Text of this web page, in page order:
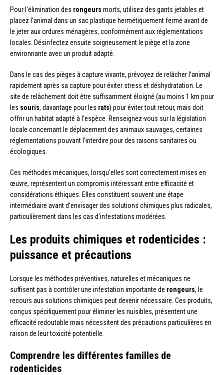
Pour l’élimination des rongeurs morts, utilisez des gants jetables et
placez l’animal dans un sac plastique hermétiquement fermé avant de
le jeter aux ordures ménagères, conformément aux réglementations
locales. Désinfectez ensuite soigneusement le piège et la zone
environnante avec un produit adapté.
Dans le cas des pièges à capture vivante, prévoyez de relâcher l’animal
rapidement après sa capture pour éviter stress et déshydratation. Le
site de relâchement doit être suffisamment éloigné (au moins 1 km pour
les souris, davantage pour les rats) pour éviter tout retour, mais doit
offrir un habitat adapté à l’espèce. Renseignez-vous sur la législation
locale concernant le déplacement des animaux sauvages, certaines
réglementations pouvant l’interdire pour des raisons sanitaires ou
écologiques.
Ces méthodes mécaniques, lorsqu’elles sont correctement mises en
œuvre, représentent un compromis intéressant entre efficacité et
considérations éthiques. Elles constituent souvent une étape
intermédiaire avant d’envisager des solutions chimiques plus radicales,
particulièrement dans les cas d’infestations modérées.
Les produits chimiques et rodenticides :
puissance et précautions
Lorsque les méthodes préventives, naturelles et mécaniques ne
suffisent pas à contrôler une infestation importante de rongeurs, le
recours aux solutions chimiques peut devenir nécessaire. Ces produits,
conçus spécifiquement pour éliminer les nuisibles, présentent une
efficacité redoutable mais nécessitent des précautions particulières en
raison de leur toxicité potentielle.
Comprendre les différentes familles de
rodenticides